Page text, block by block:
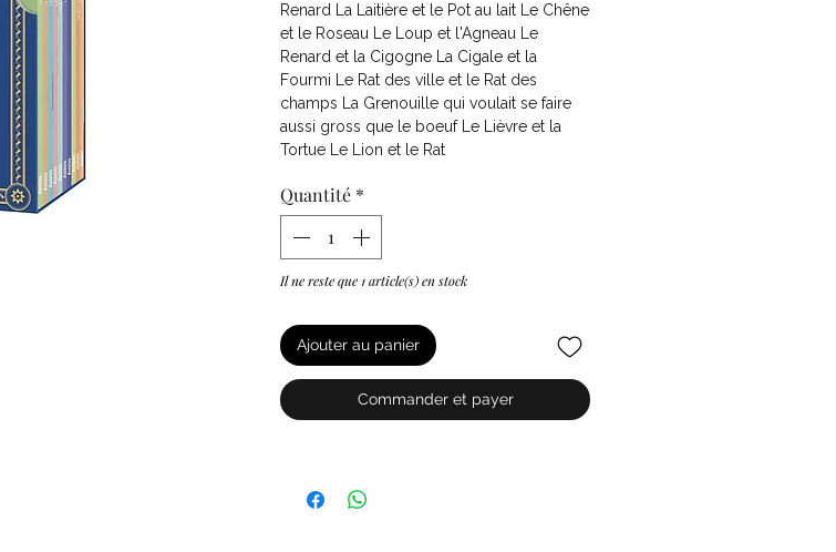
Renard La Laitière et le Pot au lait Le Chêne
et le Roseau Le Loup et l'Agneau Le
Renard et la Cigogne La Cigale et la
Fourmi Le Rat des ville et le Rat des
champs La Grenouille qui voulait se faire
aussi gross que le boeuf Le Lièvre et la
Tortue Le Lion et le Rat
Quantité *
Il ne reste que 1 article(s) en stock
Ajouter au panier
Commander et payer